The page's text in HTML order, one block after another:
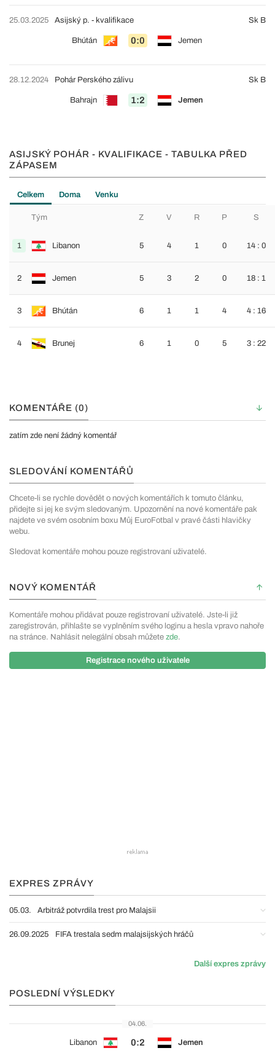
25.03.2025
Bhútán 0:0 Jemen
Asijský p. - kvalifikace Sk B
28.12.2024
Bahrajn 1:2 Jemen
Pohár Perského zálivu Sk B
ASIJSKÝ POHÁR - KVALIFIKACE - TABULKA PŘED
ZÁPASEM
Celkem Doma Venku
Tým Z V R P S
1 Libanon 5 4 1 0 14 : 0
2 Jemen 5 3 2 0 18 : 1
3 Bhútán 6 1 1 4 4 : 16
4 Brunej 6 1 0 5 3 : 22
KOMENTÁŘE (0)
zatím zde není žádný komentář
SLEDOVÁNÍ KOMENTÁŘŮ
Chcete-li se rychle dovědět o nových komentářích k tomuto článku,
přidejte si jej ke svým sledovaným. Upozornění na nové komentáře pak
najdete ve svém osobním boxu Můj EuroFotbal v pravé části hlavičky
webu.
Sledovat komentáře mohou pouze registrovaní uživatelé.
NOVÝ KOMENTÁŘ
Komentáře mohou přidávat pouze registrovaní uživatelé. Jste-li již
zaregistrován, přihlašte se vyplněním svého loginu a hesla vpravo nahoře
na stránce. Nahlásit nelegální obsah můžete zde.
Registrace nového uživatele
EXPRES ZPRÁVY
05.03. Arbitráž potvrdila trest pro Malajsii
26.09.2025 FIFA trestala sedm malajsijských hráčů
Další expres zprávy
POSLEDNÍ VÝSLEDKY
04.06.
Libanon 0:2 Jemen